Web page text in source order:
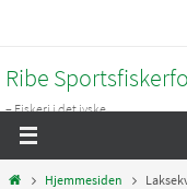
content
Ribe
– Fiskeri i det jyske...
HomeHjemmesiden